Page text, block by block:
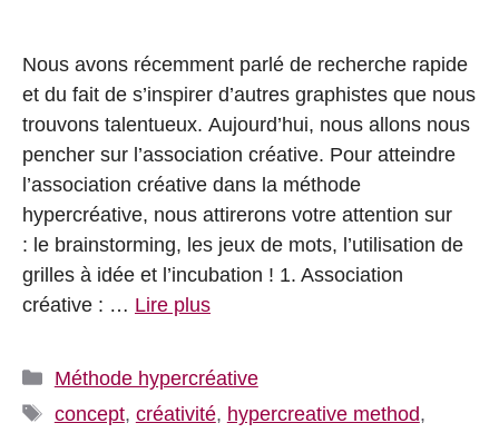
Nous avons récemment parlé de recherche rapide
et du fait de s’inspirer d’autres graphistes que nous
trouvons talentueux. Aujourd’hui, nous allons nous
pencher sur l’association créative. Pour atteindre
l’association créative dans la méthode
hypercréative, nous attirerons votre attention sur
: le brainstorming, les jeux de mots, l’utilisation de
grilles à idée et l’incubation ! 1. Association
créative : … Lire plus
Catégories
Méthode hypercréative
Étiquettes
concept, créativité, hypercreative method,